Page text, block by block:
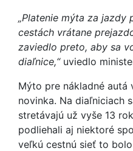
„Platenie mýta za
cestách vrátane
zaviedlo preto, aby sa
diaľnice,“uviedlo
Mýto pre nákladné autá
novinka. Na diaľniciach
stretávajú už vyše 13
podliehali aj niektoré
veľkú cestnú sieť to